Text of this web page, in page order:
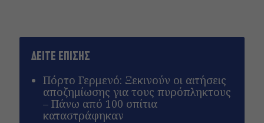
ΔΕΙΤΕ ΕΠΙΣΗΣ
Πόρτο Γερμενό: Ξεκινούν οι αιτήσεις
αποζημίωσης για τους πυρόπληκτους
– Πάνω από 100 σπίτια
καταστράφηκαν